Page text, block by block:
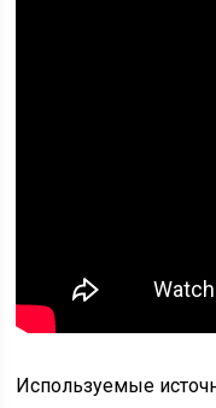
Используемые